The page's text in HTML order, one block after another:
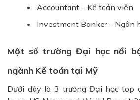
Accountant – Kế toán viên
Investment Banker – Ngân
Một số trường Đại học nổi
ngành Kế toán tại Mỹ
Dưới đây là 3 trường Đại học top